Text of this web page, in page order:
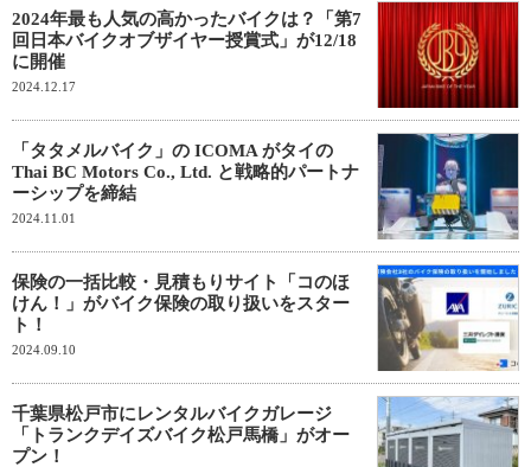
2024年最も人気の高かったバイクは？「第7
回日本バイクオブザイヤー授賞式」が12/18
に開催
2024.12.17
「タタメルバイク」の ICOMA がタイの
Thai BC Motors Co., Ltd. と戦略的パートナ
ーシップを締結
2024.11.01
保険の一括比較・見積もりサイト「コのほ
けん！」がバイク保険の取り扱いをスター
ト！
2024.09.10
千葉県松戸市にレンタルバイクガレージ
「トランクデイズバイク松戸馬橋」がオー
プン！